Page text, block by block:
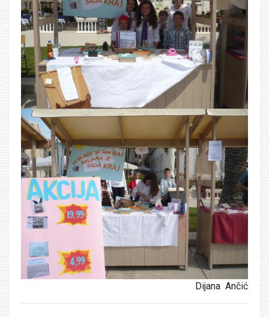
Dijana Ančić